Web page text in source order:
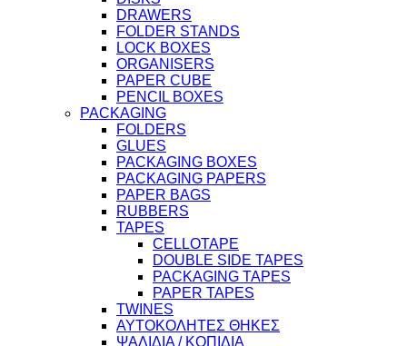
DRAWERS
FOLDER STANDS
LOCK BOXES
ORGANISERS
PAPER CUBE
PENCIL BOXES
PACKAGING
FOLDERS
GLUES
PACKAGING BOXES
PACKAGING PAPERS
PAPER BAGS
RUBBERS
TAPES
CELLOTAPE
DOUBLE SIDE TAPES
PACKAGING TAPES
PAPER TAPES
TWINES
ΑΥΤΟΚΟΛΗΤΕΣ ΘΗΚΕΣ
ΨΑΛΙΔΙΑ / ΚΟΠΙΔΙΑ